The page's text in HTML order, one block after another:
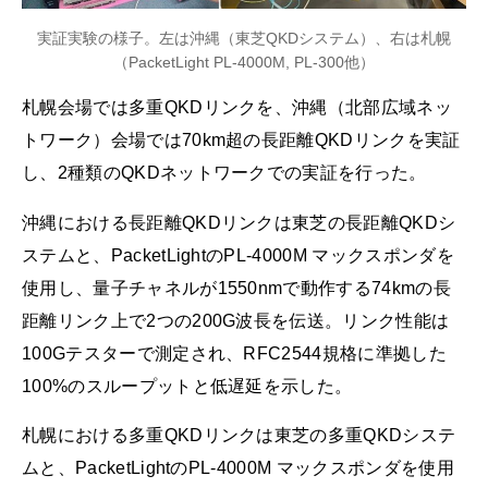
実証実験の様子。左は沖縄（東芝QKDシステム）、右は札幌
（PacketLight PL-4000M, PL-300他）
札幌会場では多重QKDリンクを、沖縄（北部広域ネッ
トワーク）会場では70km超の長距離QKDリンクを実証
し、2種類のQKDネットワークでの実証を行った。
沖縄における長距離QKDリンクは東芝の長距離QKDシ
ステムと、PacketLightのPL-4000M マックスポンダを
使用し、量子チャネルが1550nmで動作する74kmの長
距離リンク上で2つの200G波長を伝送。リンク性能は
100Gテスターで測定され、RFC2544規格に準拠した
100%のスループットと低遅延を示した。
札幌における多重QKDリンクは東芝の多重QKDシステ
ムと、PacketLightのPL-4000M マックスポンダを使用